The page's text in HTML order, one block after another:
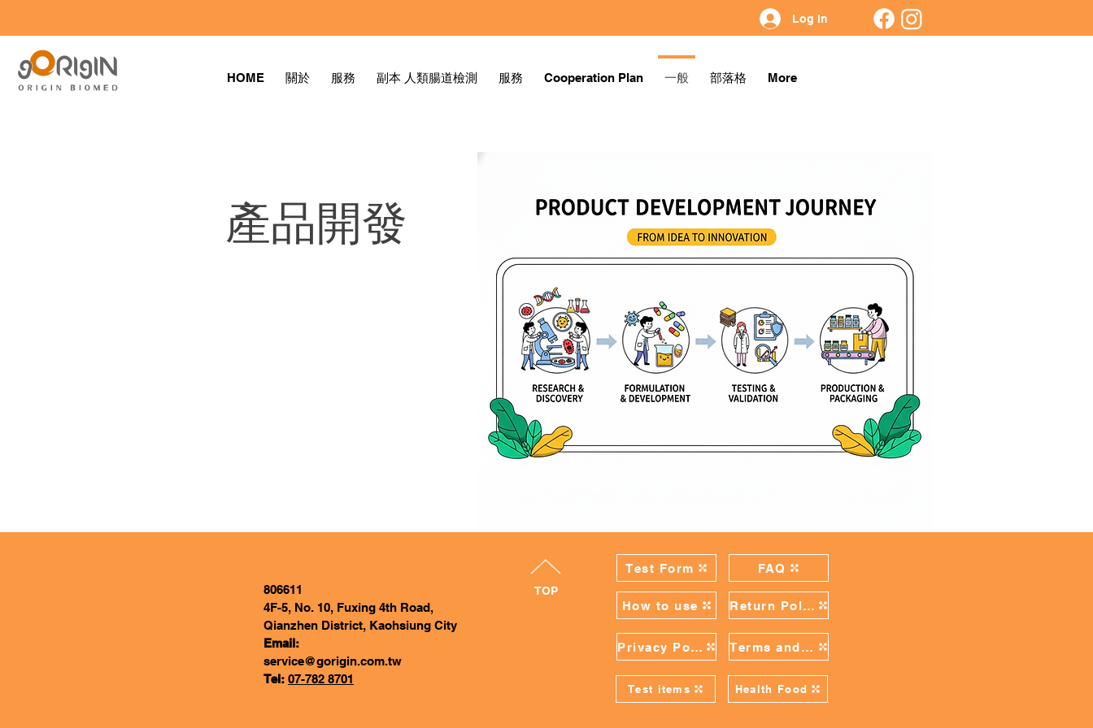
Log In
HOME 關於 服務 副本 人類腸道檢測 服務 Cooperation Plan 一般 部落格 More
產品開發
Test Form
TOP
How to use
Test items
Privacy Policy
806611
4F-5, No. 10, Fuxing 4th Road,
Qianzhen District, Kaohsiung City
Email:
service@gorigin.com.tw
Tel: 07-782 8701
FAQ
Return Policy
Terms and Conditions
Health Food